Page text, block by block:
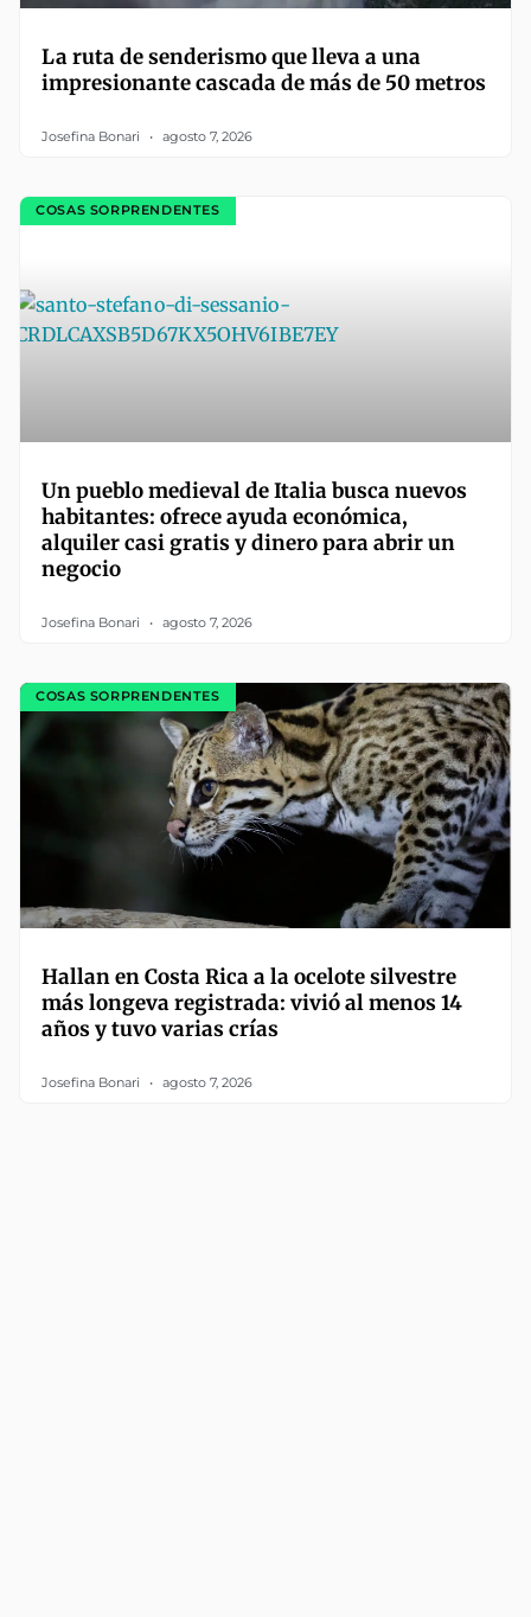
La ruta de senderismo que lleva a una
impresionante cascada de más de 50 metros
Josefina Bonari agosto 7, 2026
COSAS SORPRENDENTES
Un pueblo medieval de Italia busca nuevos
habitantes: ofrece ayuda económica,
alquiler casi gratis y dinero para abrir un
negocio
Josefina Bonari agosto 7, 2026
COSAS SORPRENDENTES
Hallan en Costa Rica a la ocelote silvestre
más longeva registrada: vivió al menos 14
años y tuvo varias crías
Josefina Bonari agosto 7, 2026